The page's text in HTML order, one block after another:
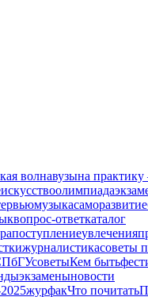
волнавузына
искусствоолимпиада
музыкасаморазвитие
вопрос-ответкаталог
поступлениеувлечения
журналистикасоветы
советыКем быть
экзаменыновости
журфакЧто почитать